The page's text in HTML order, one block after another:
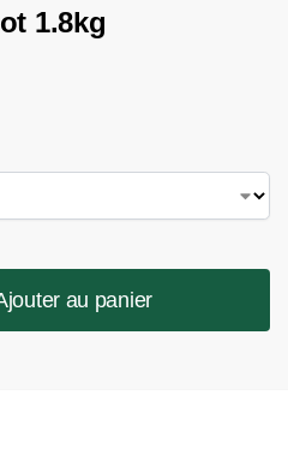
1.8kg
au panier